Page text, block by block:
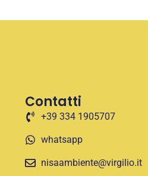
Contatti
+39 334 1905707
whatsapp
nisaambiente@virgilio.it